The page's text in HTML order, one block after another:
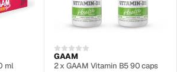
ml
GAAM
2 x GAAM Vitamin B5 90 caps